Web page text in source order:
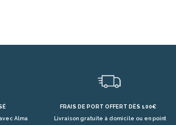
Alma
FRAIS DE PORT OFFERT DÈS 100€
Livraison gratuite à domicile ou en point